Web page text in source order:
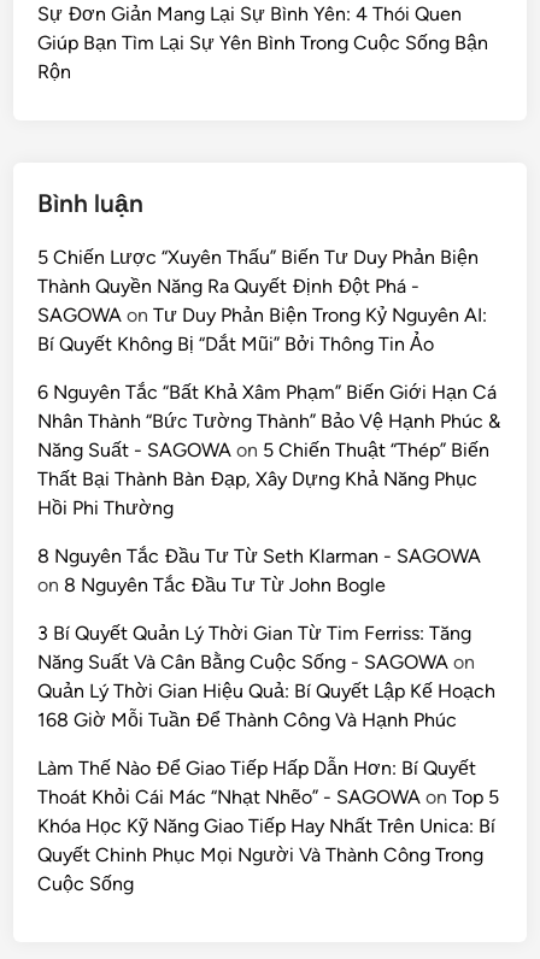
Sự Đơn Giản Mang Lại Sự Bình Yên: 4 Thói Quen
Giúp Bạn Tìm Lại Sự Yên Bình Trong Cuộc Sống Bận
Rộn
Bình luận
5 Chiến Lược “Xuyên Thấu” Biến Tư Duy Phản Biện
Thành Quyền Năng Ra Quyết Định Đột Phá -
SAGOWA onTư Duy Phản Biện Trong Kỷ Nguyên AI:
Bí Quyết Không Bị “Dắt Mũi” Bởi Thông Tin Ảo
6 Nguyên Tắc “Bất Khả Xâm Phạm” Biến Giới Hạn Cá
Nhân Thành “Bức Tường Thành” Bảo Vệ Hạnh Phúc &
Năng Suất - SAGOWA on 5 Chiến Thuật “Thép” Biến
Thất Bại Thành Bàn Đạp, Xây Dựng Khả Năng Phục
Hồi Phi Thường
8 Nguyên Tắc Đầu Tư Từ Seth Klarman - SAGOWA
on 8 Nguyên Tắc Đầu Tư Từ John Bogle
3 Bí Quyết Quản Lý Thời Gian Từ Tim Ferriss: Tăng
Năng Suất Và Cân Bằng Cuộc Sống - SAGOWA on
Quản Lý Thời Gian Hiệu Quả: Bí Quyết Lập Kế Hoạch
168 Giờ Mỗi Tuần Để Thành Công Và Hạnh Phúc
Làm Thế Nào Để Giao Tiếp Hấp Dẫn Hơn: Bí Quyết
Thoát Khỏi Cái Mác “Nhạt Nhẽo” - SAGOWA onTop 5
Khóa Học Kỹ Năng Giao Tiếp Hay Nhất Trên Unica: Bí
Quyết Chinh Phục Mọi Người Và Thành Công Trong
Cuộc Sống